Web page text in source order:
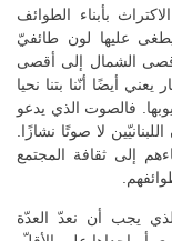
بأبناء الطوائف
يطغى عليها لون طائفيّ
الشمال إلى أقصى
أيضًا أنّنا بتنا نحيا
فالصوت الذي يدعو
لا صوتًا نشازًا.
إلى ثقافة المجتمع
يجب أن نعدّ العدّة